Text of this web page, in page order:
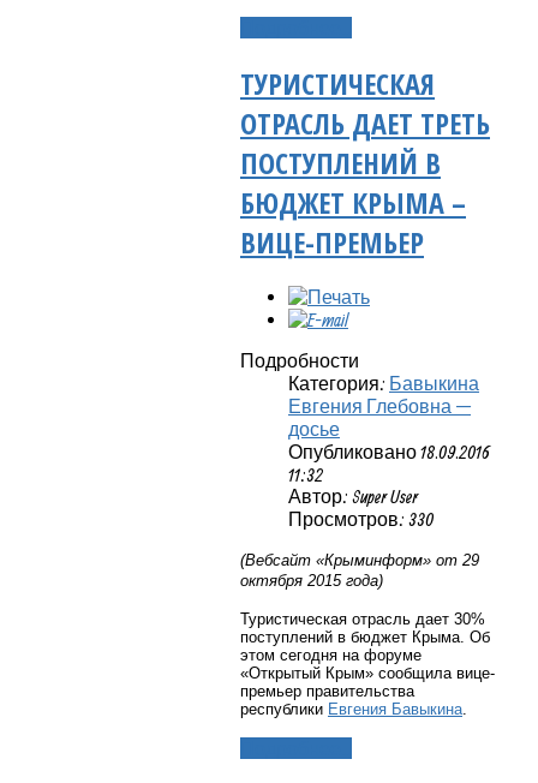
ТУРИСТИЧЕСКАЯ
ОТРАСЛЬ ДАЕТ ТРЕТЬ
ПОСТУПЛЕНИЙ В
БЮДЖЕТ КРЫМА –
ВИЦЕ-ПРЕМЬЕР
Подробности
Категория: Бавыкина
Евгения Глебовна —
досье
Опубликовано 18.09.2016
11:32
Автор: Super User
Просмотров: 330
(Вебсайт «Крыминформ» от 29
октября 2015 года)
Туристическая отрасль дает 30%
поступлений в бюджет Крыма. Об
этом сегодня на форуме
«Открытый Крым» сообщила вице-
премьер правительства
республики Евгения Бавыкина.